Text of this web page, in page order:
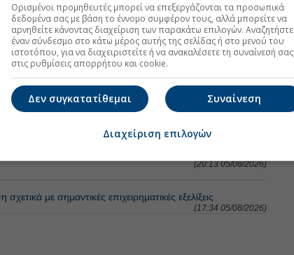
Castellano μετά την αύξηση κεφαλαίου (10:12 03/08/2026)
- Γνωστοποίηση μεταβολής ποσοστού δικαιωμάτων
- Γνωστοποίηση μεταβολής ποσοστού δικαιωμάτων
(20:13 05/08/2026)
με σημαντικές επιχειρηματικές εξελίξεις
(17:34 05/08/2026)
Ορισμένοι προμηθευτές μπορεί να επεξεργάζονται τα προσωπικά
δεδομένα σας με βάση το έννομο συμφέρον τους, αλλά μπορείτε να
αρνηθείτε κάνοντας διαχείριση των παρακάτω επιλογών. Αναζητήστε
έναν σύνδεσμο στο κάτω μέρος αυτής της σελίδας ή στο μενού του
ιστοτόπου, για να διαχειριστείτε ή να ανακαλέσετε τη συναίνεσή σας
στις ρυθμίσεις απορρήτου και cookie.
Συναίνεση
Δεν συγκατατίθεμαι
Διαχείριση επιλογών